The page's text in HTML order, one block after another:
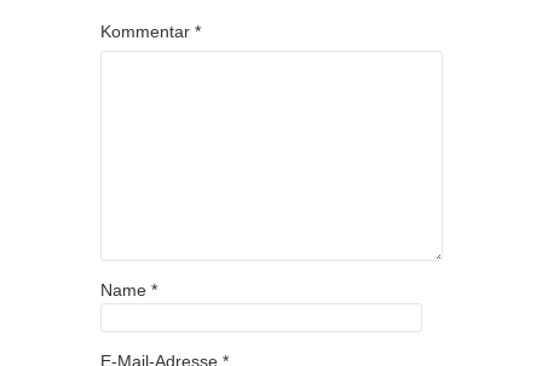
Kommentar *
Name *
E-Mail-Adresse *